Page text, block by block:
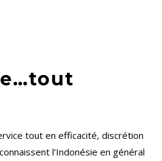
tout en efficacité, discrétion
l’Indonésie en général